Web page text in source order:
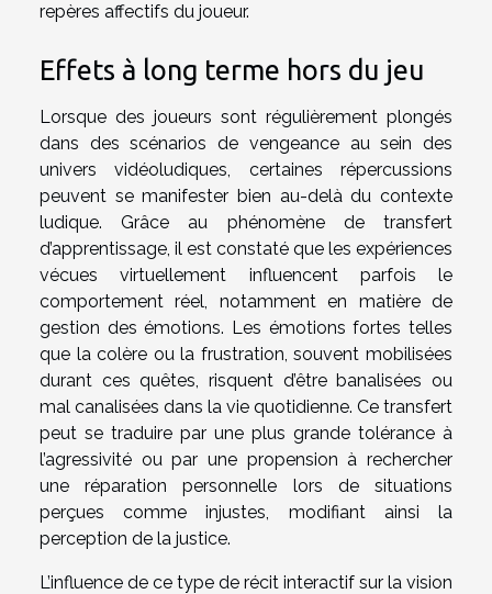
repères affectifs du joueur.
Effets à long terme hors du jeu
Lorsque des joueurs sont régulièrement plongés
dans des scénarios de vengeance au sein des
univers vidéoludiques, certaines répercussions
peuvent se manifester bien au-delà du contexte
ludique. Grâce au phénomène de transfert
d’apprentissage, il est constaté que les expériences
vécues virtuellement influencent parfois le
comportement réel, notamment en matière de
gestion des émotions. Les émotions fortes telles
que la colère ou la frustration, souvent mobilisées
durant ces quêtes, risquent d’être banalisées ou
mal canalisées dans la vie quotidienne. Ce transfert
peut se traduire par une plus grande tolérance à
l’agressivité ou par une propension à rechercher
une réparation personnelle lors de situations
perçues comme injustes, modifiant ainsi la
perception de la justice.
L’influence de ce type de récit interactif sur la vision